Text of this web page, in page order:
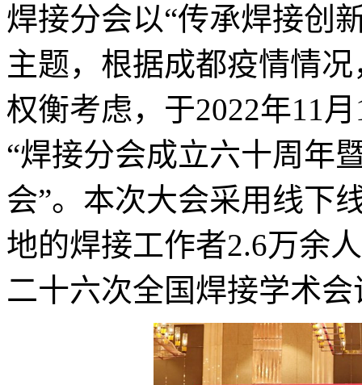
焊接分会以“传承焊接创
主题，根据成都疫情情
权衡考虑，于2022年11
“焊接分会成立六十周年
会”。本次大会采用线下
地的焊接工作者2.6万余
二十六次全国焊接学术会